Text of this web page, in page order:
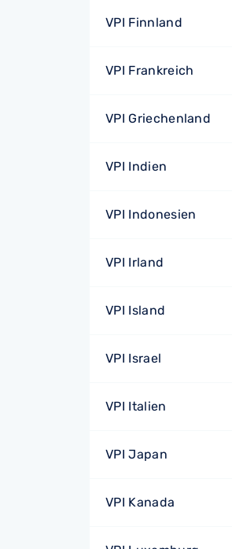
VPI Finnland
VPI Frankreich
VPI Griechenland
VPI Indien
VPI Indonesien
VPI Irland
VPI Island
VPI Israel
VPI Italien
VPI Japan
VPI Kanada